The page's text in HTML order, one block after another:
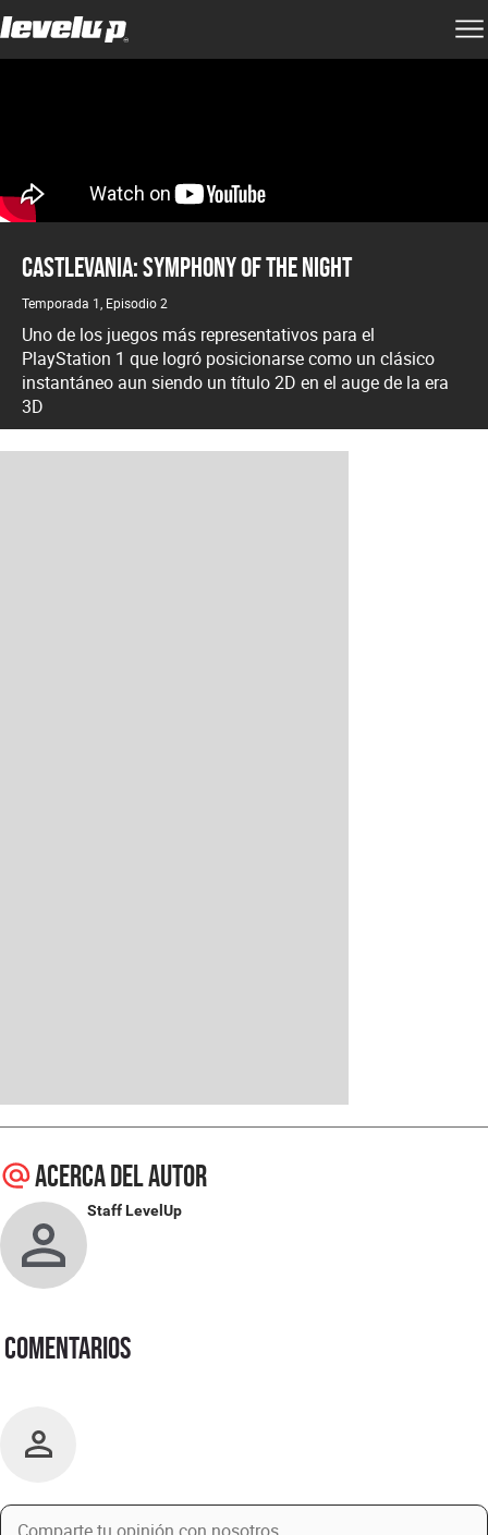
Castlevania: Symphony of the Night
Temporada 1, Episodio 2
Uno de los juegos más representativos para el
PlayStation 1 que logró posicionarse como un clásico
instantáneo aun siendo un título 2D en el auge de la era
3D
Acerca del autor
Staff LevelUp
Comentarios